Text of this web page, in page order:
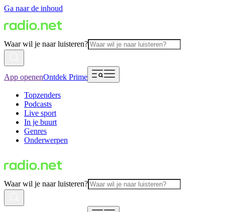
Ga naar de inhoud
Waar wil je naar luisteren?
App openenOntdek Prime
Topzenders
Podcasts
Live sport
In je buurt
Genres
Onderwerpen
Waar wil je naar luisteren?